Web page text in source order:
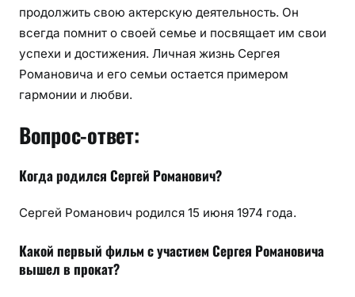
продолжить свою актерскую деятельность. Он
всегда помнит о своей семье и посвящает им свои
успехи и достижения. Личная жизнь Сергея
Романовича и его семьи остается примером
гармонии и любви.
Вопрос-ответ:
Когда родился Сергей Романович?
Сергей Романович родился 15 июня 1974 года.
Какой первый фильм с участием Сергея Романовича
вышел в прокат?